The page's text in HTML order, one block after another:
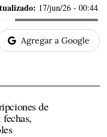
17/jun/26 - 00:44
Agregar a Google
de